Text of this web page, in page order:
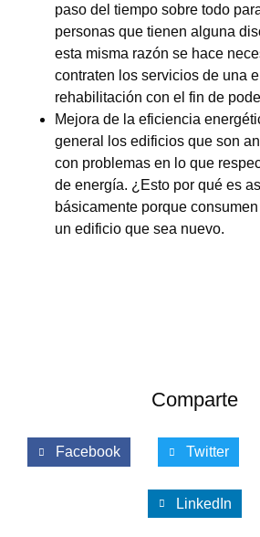
paso del tiempo sobre todo
personas que tienen alguna
esta misma razón se hace
contraten los servicios de una
rehabilitación con el fin de
Mejora de la eficiencia
general los edificios que son
con problemas en lo que
de energía. ¿Esto por qué es
básicamente porque
un edificio que sea nuevo.
Comparte
Facebook Twitter
LinkedIn